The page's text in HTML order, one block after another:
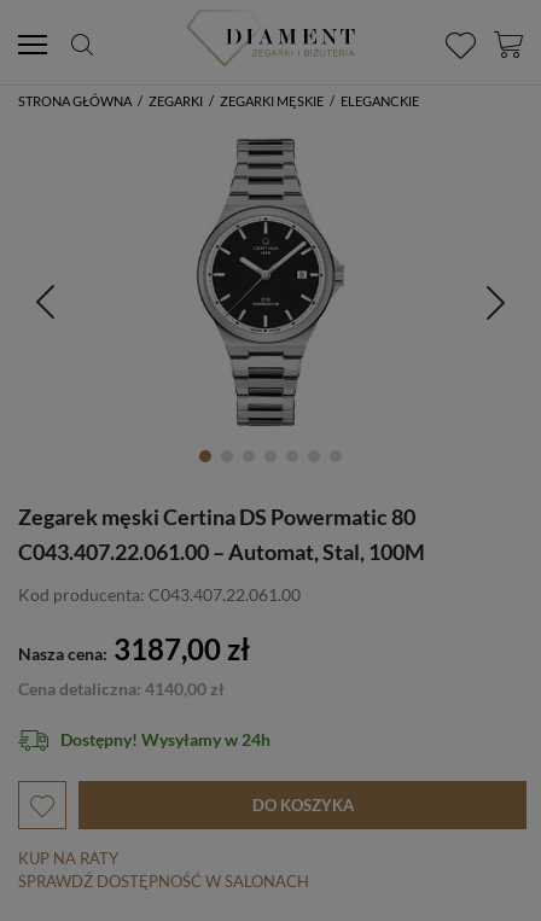
STRONA GŁÓWNA / ZEGARKI / ZEGARKI MĘSKIE / ELEGANCKIE
Zegarek męski Certina DS Powermatic 80
C043.407.22.061.00 – Automat, Stal, 100M
Kod producenta: C043.407.22.061.00
Nasza cena: 3187,00 zł
Cena detaliczna: 4140,00 zł
Dostępny! Wysyłamy w 24h
DO KOSZYKA
KUP NA RATY
SPRAWDŹ DOSTĘPNOŚĆ W SALONACH